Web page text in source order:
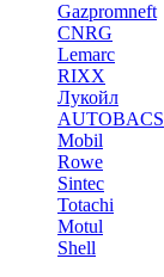
Gazpromneft
CNRG
Lemarc
RIXX
Лукойл
AUTOBACS
Mobil
Rowe
Sintec
Totachi
Motul
Shell